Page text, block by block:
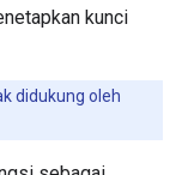
kunci
didukung oleh